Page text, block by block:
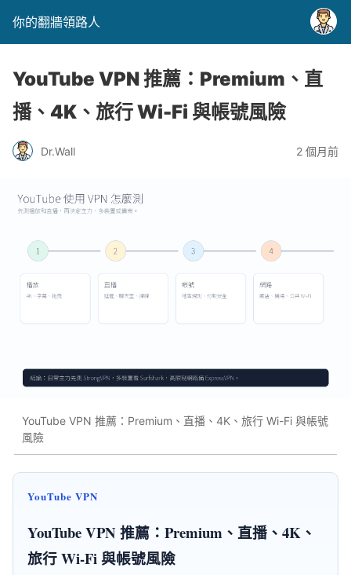
你的翻牆領路人
YouTube VPN 推薦：Premium、直
播、4K、旅行 Wi-Fi 與帳號風險
Dr.Wall 2 個月前
YouTube VPN 推薦：Premium、直播、4K、旅行 Wi-Fi 與帳號
風險
YouTube VPN
YouTube VPN 推薦：Premium、直播、4K、
旅行 Wi-Fi 與帳號風險